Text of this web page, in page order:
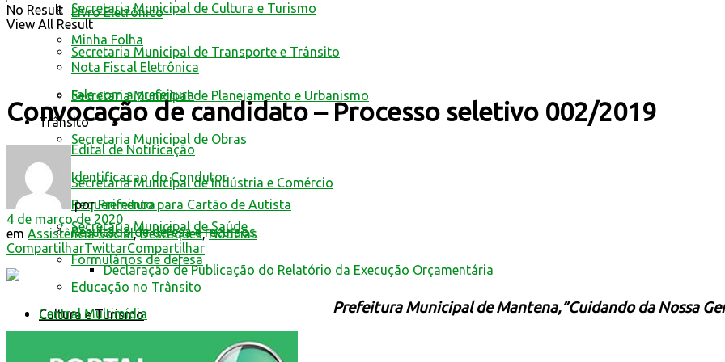
Livro Eletrônico
Minha Folha
Nota Fiscal Eletrônica
Fale com a prefeitura
Trânsito
Edital de Notificação
Identificacao do Condutor
Requerimento para Cartão de Autista
Resultado de defesa e recursos
Formulários de defesa
Educação no Trânsito
Cultura e Turismo
Secretaria Municipal de Cultura e Turismo
Secretaria Municipal de Transporte e Trânsito
Secretaria Municipal de Planejamento e Urbanismo
Secretaria Municipal de Obras
Secretaria Municipal de Indústria e Comércio
Secretaria Municipal de Saúde
Declaração de Publicação do Relatório da Execução Orçamentária
Central Multimídia
Transparência
No Result
View All Result
Convocação de candidato – Processo seletivo 002/2019
por Prefeitura
4 de março de 2020
em Assistência Social,Destaques,Notícias
CompartilharTwittarCompartilhar
Prefeitura Municipal de Mantena,”Cuidando da Nossa